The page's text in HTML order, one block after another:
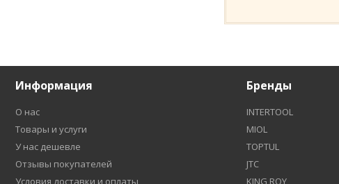
Информация
О нас
Товары и услуги
У нас дешевле
Отзывы покупателей
Условия доставки и оплаты
Бренды
INTERTOOL
MIOL
TOPTUL
JTC
KING ROY